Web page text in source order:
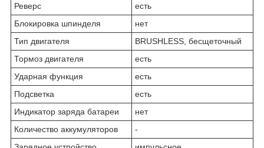
Реверс
есть
Блокировка шпинделя
нет
Тип двигателя
BRUSHLESS, бес­ще­точ­ный
Тормоз двигателя
есть
Ударная функция
есть
Подсветка
есть
Индикатор заряда батареи
нет
Количество аккумуляторов
-